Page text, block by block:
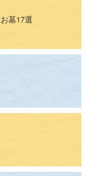
墓17選